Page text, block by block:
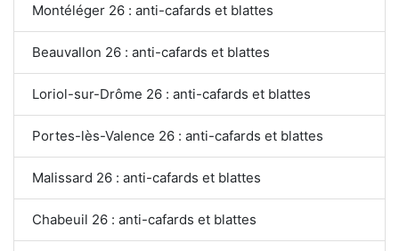
Montéléger 26 : anti-cafards et blattes
Beauvallon 26 : anti-cafards et blattes
Loriol-sur-Drôme 26 : anti-cafards et blattes
Portes-lès-Valence 26 : anti-cafards et blattes
Malissard 26 : anti-cafards et blattes
Chabeuil 26 : anti-cafards et blattes